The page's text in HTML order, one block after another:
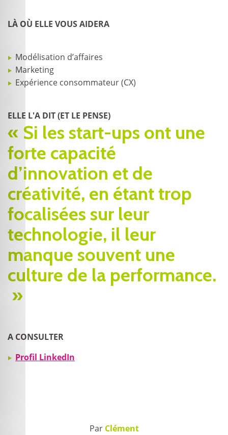
LÀ OÙ ELLE VOUS AIDERA
Modélisation d’affaires
Marketing
Expérience consommateur (CX)
ELLE L'A DIT (ET LE PENSE)
« Si les start-ups ont une
forte capacité
d’innovation et de
créativité, en étant trop
focalisées sur leur
technologie, il leur
manque souvent une
culture de la performance.
»
A CONSULTER
Profil LinkedIn
Par Clément